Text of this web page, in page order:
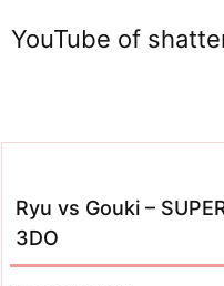
YouTube of
Ryu vs Gouki –
3DO